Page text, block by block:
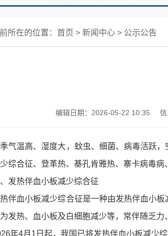
所在的位置： 首页 > 新闻中心 > 公示公告
编辑日期：2026-05-22 10:35
气温高、湿度大，蚊虫、细菌、病毒活跃
综合征、登革热、基孔肯雅热、寨卡病毒
发热伴血小板减少综合征
伴血小板减少综合征是一种由发热伴血小
发热、血小板及白细胞减少等，常伴随乏
年4月1日起，我国已将发热伴血小板减少